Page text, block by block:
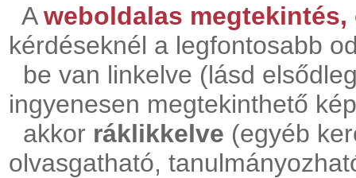
Aweboldalas
kérdéseknél a legfontosabb
be van linkelve (lásd
ingyenesen megtekinthető
akkor ráklikkelve (egyéb
olvasgatható,